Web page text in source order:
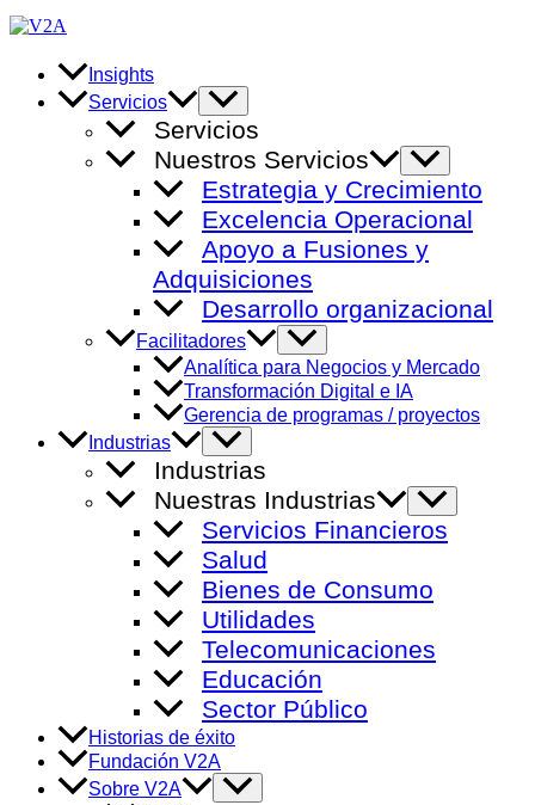
Ir
al
contenido
Insights
Servicios
Alternar
menú
Servicios
Nuestros Servicios
Alternar
menú
Estrategia y Crecimiento
Excelencia Operacional
Apoyo a Fusiones y
Adquisiciones
Desarrollo organizacional
Facilitadores
Alternar
menú
Analítica para Negocios y Mercado
Transformación Digital e IA
Gerencia de programas / proyectos
Industrias
Alternar
menú
Industrias
Nuestras Industrias
Alternar
menú
Servicios Financieros
Salud
Bienes de Consumo
Utilidades
Telecomunicaciones
Educación
Sector Público
Historias de éxito
Fundación V2A
Sobre V2A
Alternar